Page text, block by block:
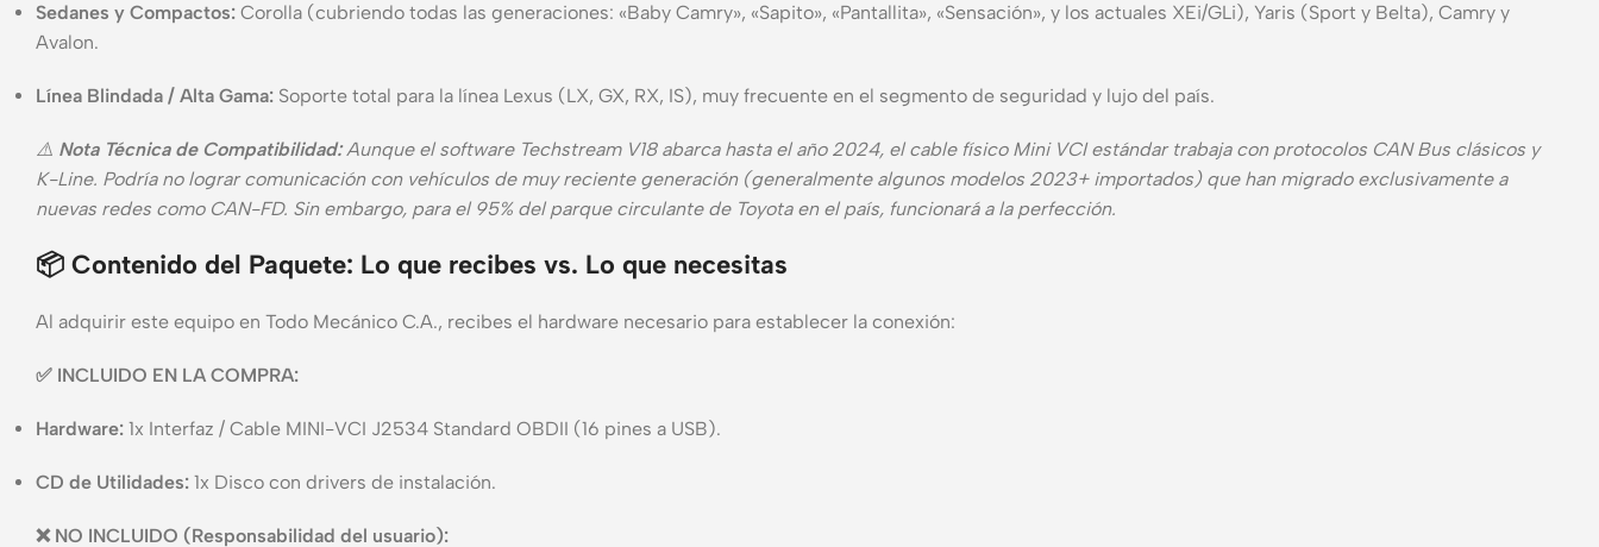
Sedanes y Compactos: Corolla (cubriendo todas las generaciones: «Baby Camry», «Sapito», «Pantallita», «Sensación», y los actuales XEi/GLi), Yaris (Sport y Belta), Camry y
Avalon.
Línea Blindada / Alta Gama: Soporte total para la línea Lexus (LX, GX, RX, IS), muy frecuente en el segmento de seguridad y lujo del país.
⚠️ Nota Técnica de Compatibilidad:Aunque el software Techstream V18 abarca hasta el año 2024, el cable físico Mini VCI estándar trabaja con protocolos CAN Bus clásicos y
K-Line. Podría no lograr comunicación con vehículos de muy reciente generación (generalmente algunos modelos 2023+ importados) que han migrado exclusivamente a
nuevas redes como CAN-FD. Sin embargo, para el 95% del parque circulante de Toyota en el país, funcionará a la perfección.
📦 Contenido del Paquete: Lo que recibes vs. Lo que necesitas
Al adquirir este equipo en Todo Mecánico C.A., recibes el hardware necesario para establecer la conexión:
✅ INCLUIDO EN LA COMPRA:
Hardware: 1x Interfaz / Cable MINI-VCI J2534 Standard OBDII (16 pines a USB).
CD de Utilidades: 1x Disco con drivers de instalación.
❌ NO INCLUIDO (Responsabilidad del usuario):